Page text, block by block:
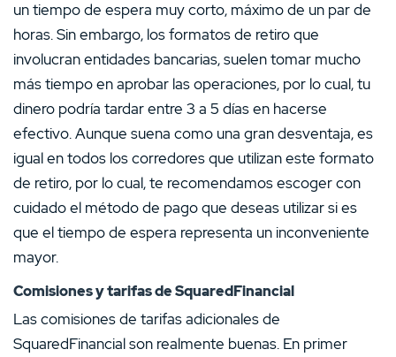
un tiempo de espera muy corto, máximo de un par de
horas. Sin embargo, los formatos de retiro que
involucran entidades bancarias, suelen tomar mucho
más tiempo en aprobar las operaciones, por lo cual, tu
dinero podría tardar entre 3 a 5 días en hacerse
efectivo. Aunque suena como una gran desventaja, es
igual en todos los corredores que utilizan este formato
de retiro, por lo cual, te recomendamos escoger con
cuidado el método de pago que deseas utilizar si es
que el tiempo de espera representa un inconveniente
mayor.
Comisiones y tarifas de SquaredFinancial
Las comisiones de tarifas adicionales de
SquaredFinancial son realmente buenas. En primer